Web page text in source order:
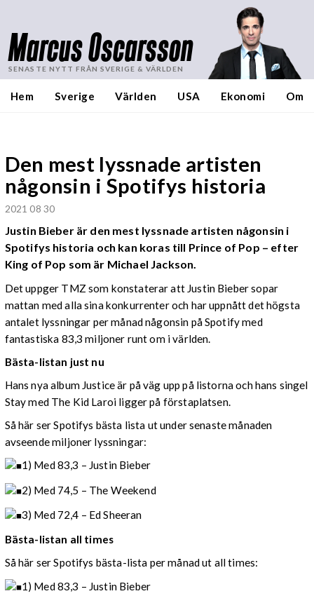
Marcus Oscarsson
SENASTE NYTT FRÅN SVERIGE & VÄRLDEN
Hem Sverige Världen USA Ekonomi Om
Den mest lyssnade artisten
någonsin i Spotifys historia
2021 08 30
Justin Bieber är den mest lyssnade artisten någonsin i
Spotifys historia och kan koras till Prince of Pop – efter
King of Pop som är Michael Jackson.
Det uppger TMZ som konstaterar att Justin Bieber sopar
mattan med alla sina konkurrenter och har uppnått det högsta
antalet lyssningar per månad någonsin på Spotify med
fantastiska 83,3 miljoner runt om i världen.
Bästa-listan just nu
Hans nya album Justice är på väg upp på listorna och hans singel
Stay med The Kid Laroi ligger på förstaplatsen.
Så här ser Spotifys bästa lista ut under senaste månaden
avseende miljoner lyssningar:
1) Med 83,3 – Justin Bieber
2) Med 74,5 – The Weekend
3) Med 72,4 – Ed Sheeran
Bästa-listan all times
Så här ser Spotifys bästa-lista per månad ut all times:
1) Med 83,3 – Justin Bieber